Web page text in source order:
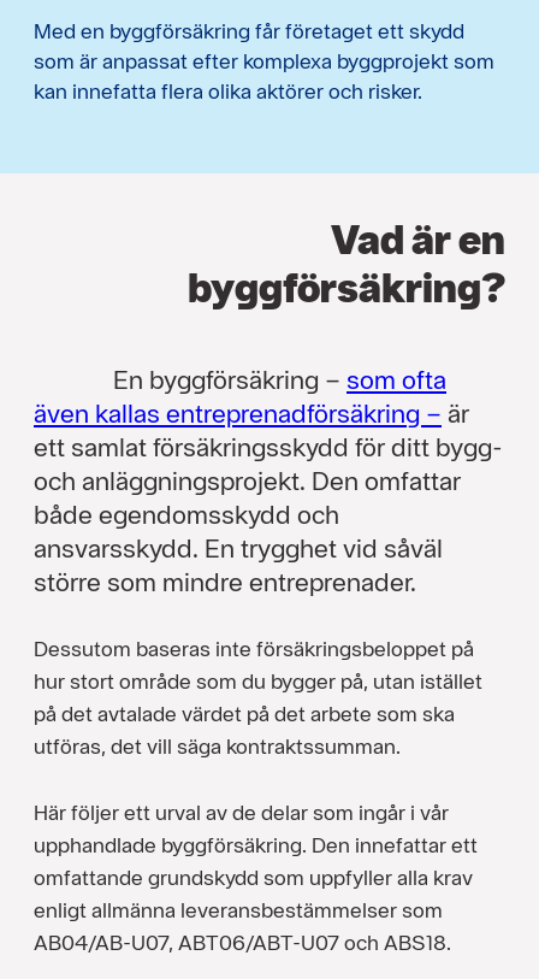
Med en byggförsäkring får företaget ett skydd
som är anpassat efter komplexa byggprojekt som
kan innefatta flera olika aktörer och risker.
Vad är en
byggförsäkring?
En byggförsäkring – som ofta
även kallas entreprenadförsäkring – är
ett samlat försäkringsskydd för ditt bygg-
och anläggningsprojekt. Den omfattar
både egendomsskydd och
ansvarsskydd. En trygghet vid såväl
större som mindre entreprenader.
Dessutom baseras inte försäkringsbeloppet på
hur stort område som du bygger på, utan istället
på det avtalade värdet på det arbete som ska
utföras, det vill säga kontraktssumman.
Här följer ett urval av de delar som ingår i vår
upphandlade byggförsäkring. Den innefattar ett
omfattande grundskydd som uppfyller alla krav
enligt allmänna leveransbestämmelser som
AB04/AB-U07, ABT06/ABT-U07 och ABS18.